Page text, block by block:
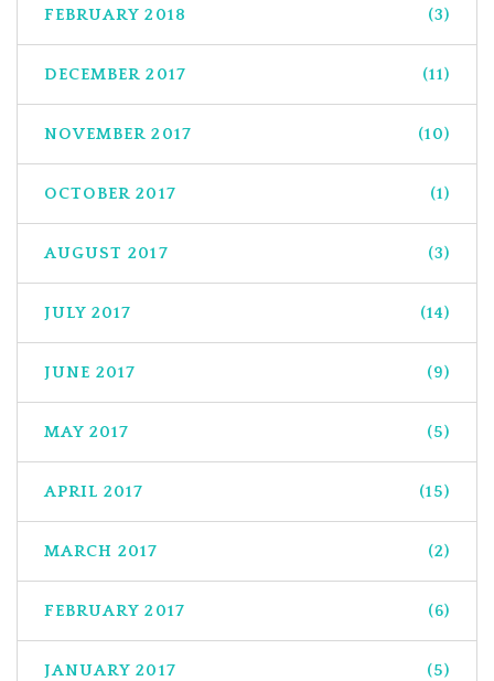
FEBRUARY 2018 (3)
DECEMBER 2017 (11)
NOVEMBER 2017 (10)
OCTOBER 2017 (1)
AUGUST 2017 (3)
JULY 2017 (14)
JUNE 2017 (9)
MAY 2017 (5)
APRIL 2017 (15)
MARCH 2017 (2)
FEBRUARY 2017 (6)
JANUARY 2017 (5)